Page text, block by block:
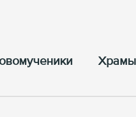
Храмы